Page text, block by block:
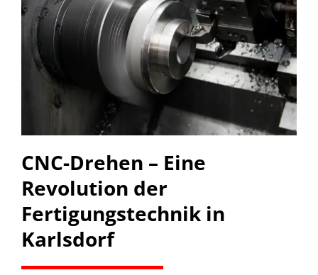
CNC-Drehen – Eine
Revolution der
Fertigungstechnik in
Karlsdorf